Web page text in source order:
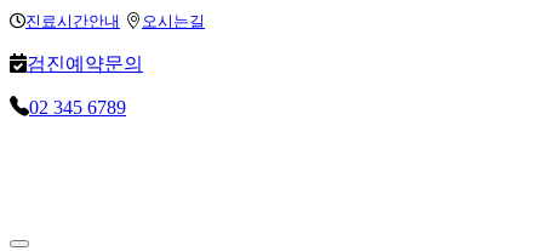
Loading...
Loading...
Loading...
진료시간안내 오시는길
검진예약문의
02 345 6789